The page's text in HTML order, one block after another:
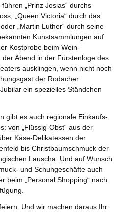
„Prinz Josias“ durchs
„Queen Victoria“ durch das
„Martin Luther“ durch seine
Kunstsammlungen auf
Kostprobe beim Wein-
der Abend in der Fürstenloge des
ausklingen, wenn nicht noch
der Rodacher
ein spezielles Ständchen
gibt es auch regionale Einkaufs-
von „Flüssig-Obst“ aus der
Käse-Delikatessen der
bis Christbaumschmuck der
Lauscha. Und auf Wunsch
und Schuhgeschäfte auch
beim „Personal Shopping“ nach
Und wir machen daraus Ihr